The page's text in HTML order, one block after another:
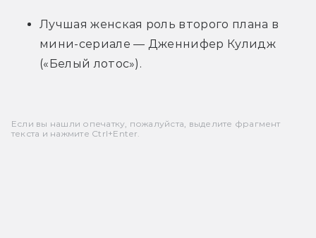
Лучшая женская роль второго плана в
мини-сериале — Дженнифер Кулидж
(«Белый лотос»).
Если вы нашли опечатку, пожалуйста, выделите фрагмент
текста и нажмите Ctrl+Enter.